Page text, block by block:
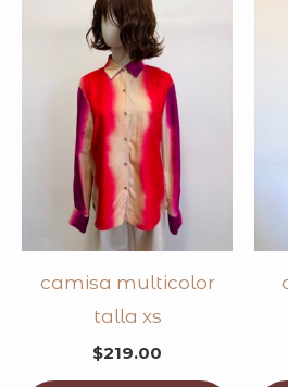
camisa multicolor
talla xs
$219.00